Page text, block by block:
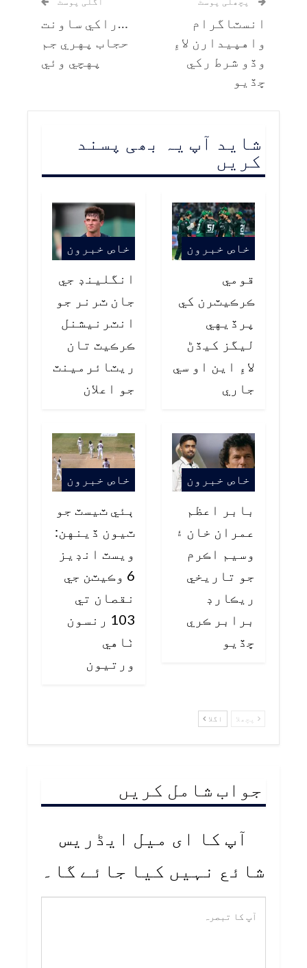
انسٽاگرام
واهپيدارن لاءِ
وڏو شرط رکي
ڇڏيو
…راکي ساونت
حجاب پهري جم
پهچي وئي
شاید آپ یہ بھی پسند
کریں
خاص خبرون
قومي
ڪرڪيٽرن کي
پرڏيهي
ليگز کيڏڻ
لاءِ اين او سي
جاري
خاص خبرون
انگلينڊ جي
جان ٽرنر جو
انٽرنيشنل
ڪرڪيٽ تان
ريٽائرمينٽ
جو اعلان
خاص خبرون
بابر اعظم
عمران خان ۽
وسيم اڪرم
جو تاريخي
ريڪارڊ
برابر ڪري
ڇڏيو
خاص خبرون
ٻئي ٽيسٽ جو
ٽيون ڏينهن:
ويسٽ انڊيز
6 وڪيٽن جي
نقصان تي
103 رنسون
ٺاهي
ورتيون
پچھلا اگلا
جواب شامل کریں
آپ کا ای میل ایڈریس
شائع نہیں کیا جائے گا۔